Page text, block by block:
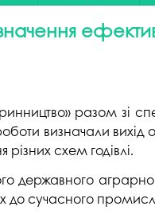
навчання
Сенат
Освітні
Графік
Положення про
Громадське
нормативних
разом зі
визначали
схем годівлі.
державного
сучасного